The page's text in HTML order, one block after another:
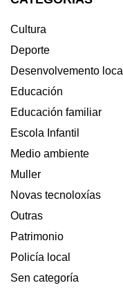
Cultura
Deporte
Desenvolvemento local
Educación
Educación familiar
Escola Infantil
Medio ambiente
Muller
Novas tecnoloxías
Outras
Patrimonio
Policía local
Sen categoría